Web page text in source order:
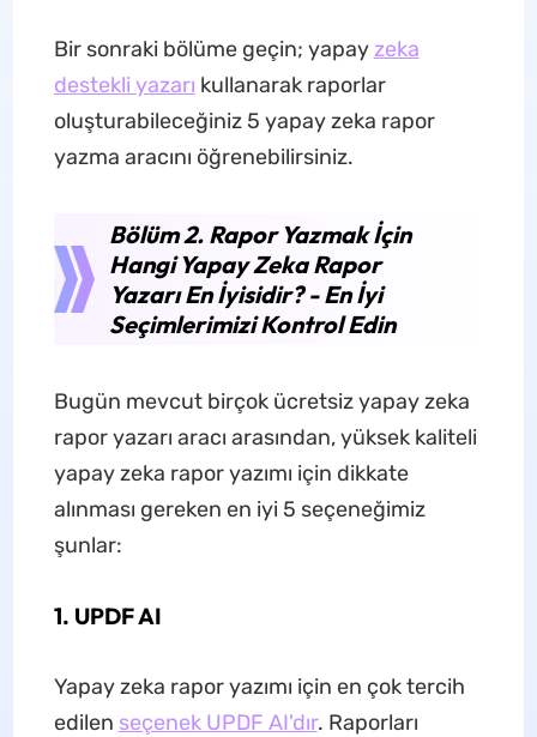
Bir sonraki bölüme geçin; yapayzeka
destekli yazarı kullanarak raporlar
oluşturabileceğiniz 5 yapay zeka rapor
yazma aracını öğrenebilirsiniz.
Bölüm 2. Rapor Yazmak İçin
Hangi Yapay Zeka Rapor
Yazarı En İyisidir? - En İyi
Seçimlerimizi Kontrol Edin
Bugün mevcut birçok ücretsiz yapay zeka
rapor yazarı aracı arasından, yüksek kaliteli
yapay zeka rapor yazımı için dikkate
alınması gereken en iyi 5 seçeneğimiz
şunlar:
1. UPDF AI
Yapay zeka rapor yazımı için en çok tercih
edilen seçenek UPDF AI'dır. Raporları